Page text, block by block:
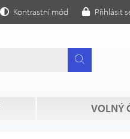
Kontrastní mód Přihlásit
VOLNÝ